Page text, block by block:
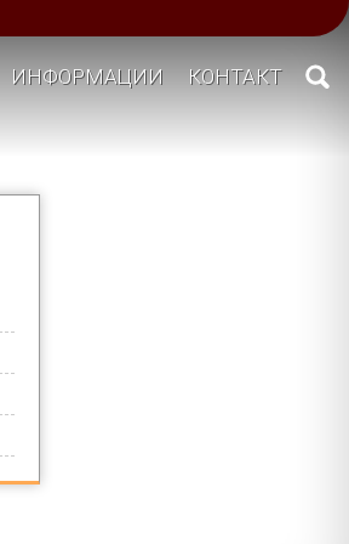
ИНФОРМАЦИИ КОНТАКТ